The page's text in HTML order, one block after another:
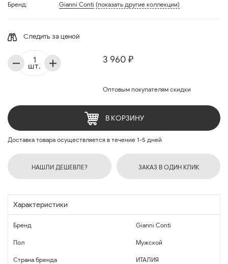
Бренд:
Gianni Conti (показать другие коллекции)
Следить за ценой
3 960 ₽
Оптовым покупателям скидки
шт.
В КОРЗИНУ
Доставка товара осуществляется в течение 1-5 дней
НАШЛИ ДЕШЕВЛЕ? ЗАКАЗ В ОДИН КЛИК
Характеристики
Бренд Gianni Conti
Пол Мужской
Страна бренда ИТАЛИЯ